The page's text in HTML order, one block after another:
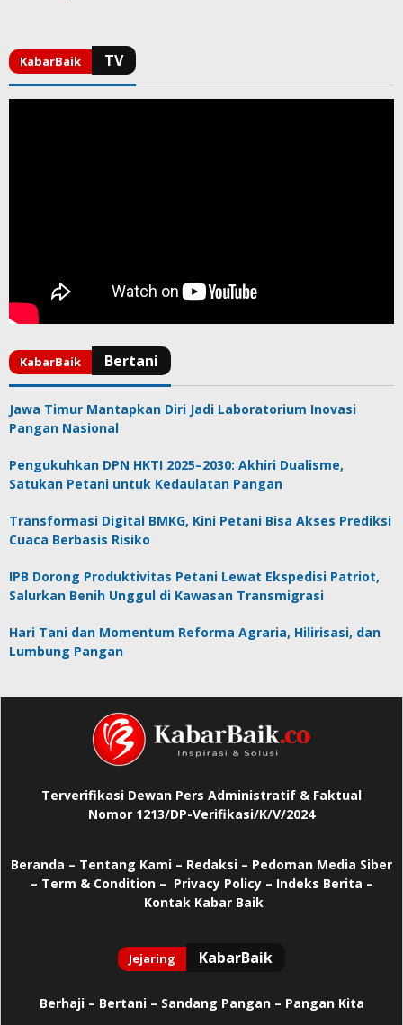
Jawa Timur Mantapkan Diri Jadi Laboratorium Inovasi
Pangan Nasional
Pengukuhkan DPN HKTI 2025–2030: Akhiri Dualisme,
Satukan Petani untuk Kedaulatan Pangan
Transformasi Digital BMKG, Kini Petani Bisa Akses Prediksi
Cuaca Berbasis Risiko
IPB Dorong Produktivitas Petani Lewat Ekspedisi Patriot,
Salurkan Benih Unggul di Kawasan Transmigrasi
Hari Tani dan Momentum Reforma Agraria, Hilirisasi, dan
Lumbung Pangan
Terverifikasi Dewan Pers Administratif & Faktual
Nomor 1213/DP-Verifikasi/K/V/2024
Beranda – Tentang Kami – Redaksi – Pedoman Media Siber
– Term & Condition – Privacy Policy– Indeks Berita –
Kontak Kabar Baik
Berhaji– Bertani – Sandang Pangan – Pangan Kita